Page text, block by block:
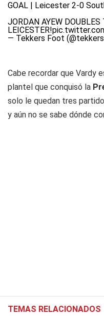
GOAL | Leicester 2-0
JORDAN AYEW DOUBLES
LEICESTER!
— Tekkers Foot
Cabe recordar que Vardy
plantel que conquisó la
solo le quedan tres
y aún no se sabe dónde
TEMAS RELACIONADOS